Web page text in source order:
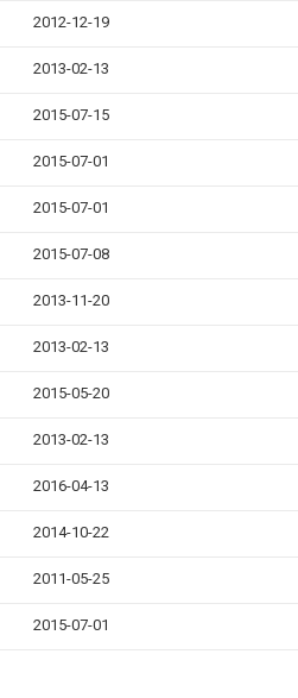
2012-12-19
2013-02-13
2015-07-15
2015-07-01
2015-07-01
2015-07-08
2013-11-20
2013-02-13
2015-05-20
2013-02-13
2016-04-13
2014-10-22
2011-05-25
2015-07-01